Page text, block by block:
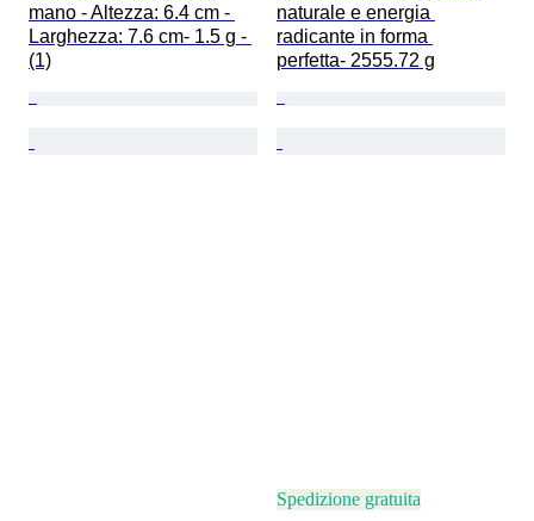
mano - Altezza: 6.4 cm -
Larghezza: 7.6 cm- 1.5 g -
(1)
naturale e energia
radicante in forma
perfetta- 2555.72 g
Spedizione gratuita